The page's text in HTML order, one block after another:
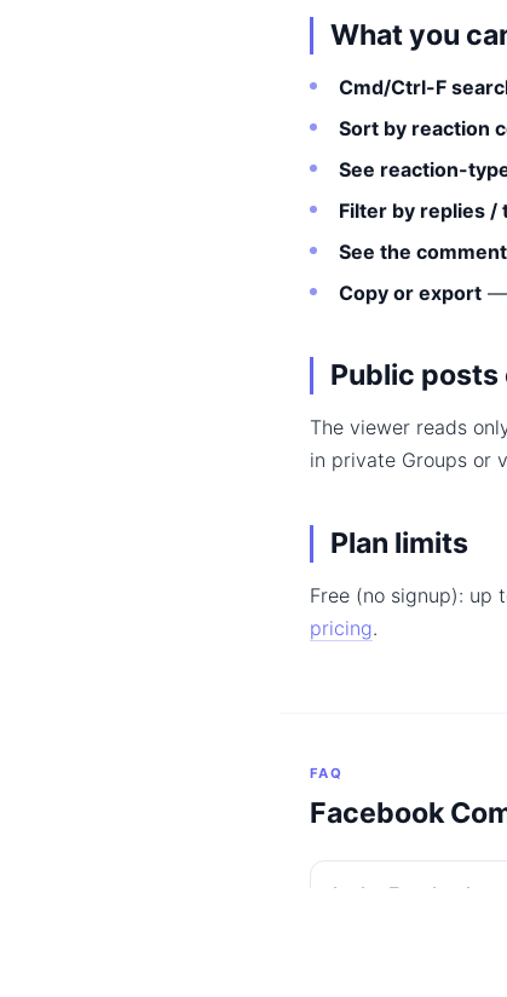
What you
Cmd/Ctrl-F
Sort by reaction
See reaction-
Filter by replies /
See the
Copy or export —
Public posts
The viewer reads
in private Groups or
Plan limits
Free (no signup): up
pricing.
FAQ
Facebook
Is the Facebook